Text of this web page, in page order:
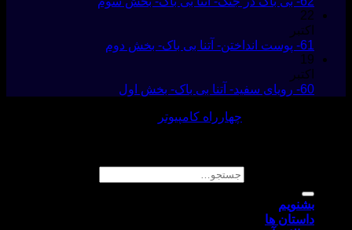
22
19
چهارراه کامپیوتر
بشنویم
داستان ها